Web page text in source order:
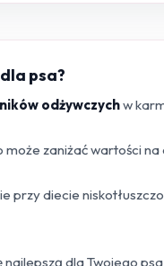
psa?
odżywczychw
zaniżać wartości
przy diecie
dla Twojego